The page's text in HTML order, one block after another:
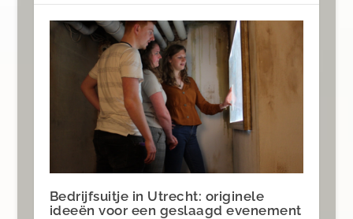
Bedrijfsuitje in Utrecht: originele
ideeën voor een geslaagd evenement